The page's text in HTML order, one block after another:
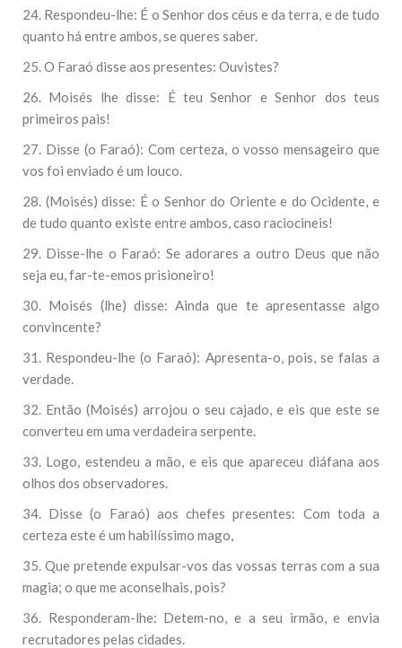
24. Respondeu-lhe: É o Senhor dos céus e da terra, e de tudo
quanto há entre ambos, se queres saber.
25. O Faraó disse aos presentes: Ouvistes?
26. Moisés lhe disse: É teu Senhor e Senhor dos teus
primeiros pais!
27. Disse (o Faraó): Com certeza, o vosso mensageiro que
vos foi enviado é um louco.
28. (Moisés) disse: É o Senhor do Oriente e do Ocidente, e
de tudo quanto existe entre ambos, caso raciocineis!
29. Disse-lhe o Faraó: Se adorares a outro Deus que não
seja eu, far-te-emos prisioneiro!
30. Moisés (lhe) disse: Ainda que te apresentasse algo
convincente?
31. Respondeu-lhe (o Faraó): Apresenta-o, pois, se falas a
verdade.
32. Então (Moisés) arrojou o seu cajado, e eis que este se
converteu em uma verdadeira serpente.
33. Logo, estendeu a mão, e eis que apareceu diáfana aos
olhos dos observadores.
34. Disse (o Faraó) aos chefes presentes: Com toda a
certeza este é um habilíssimo mago,
35. Que pretende expulsar-vos das vossas terras com a sua
magia; o que me aconselhais, pois?
36. Responderam-lhe: Detem-no, e a seu irmão, e envia
recrutadores pelas cidades.